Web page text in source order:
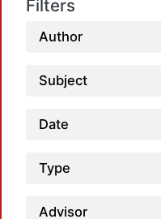
Filters
Author
Subject
Date
Type
Advisor